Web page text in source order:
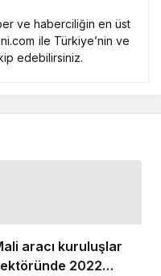
ve haberciliğin en üst
ile Türkiye’nin ve
edebilirsiniz.
aracı kuruluşlar
2022